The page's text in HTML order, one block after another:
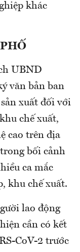
khác
UBND
văn bản ban
xuất đối với
chế xuất,
cao trên địa
bối cảnh
ca mắc
khu chế xuất.
lao động
cần có kết
CoV-2 trước